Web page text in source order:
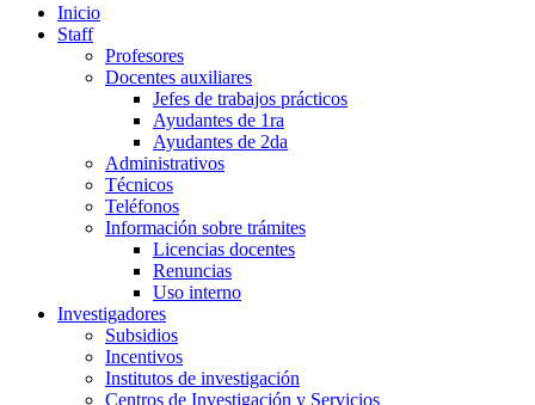
Inicio
Staff
Profesores
Docentes auxiliares
Jefes de trabajos prácticos
Ayudantes de 1ra
Ayudantes de 2da
Administrativos
Técnicos
Teléfonos
Información sobre trámites
Licencias docentes
Renuncias
Uso interno
Investigadores
Subsidios
Incentivos
Institutos de investigación
Centros de Investigación y Servicios